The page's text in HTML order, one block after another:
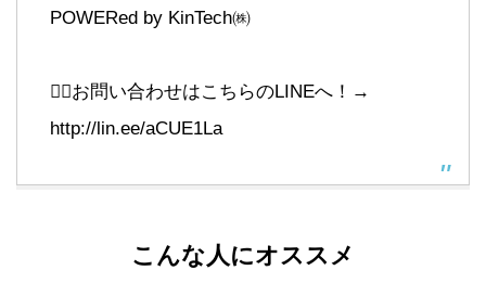
POWERed by KinTech㈱
💁‍♂️お問い合わせはこちらのLINEへ！→
http://lin.ee/aCUE1La
こんな人にオススメ